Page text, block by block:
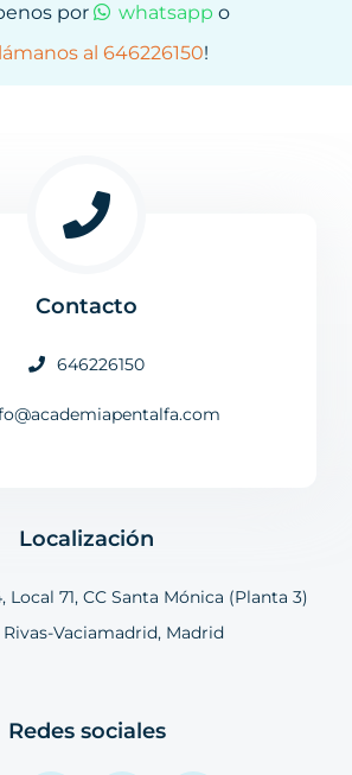
por
whatsapp o
llámanos al 646226150!
Contacto
646226150
Localización
Local 71, CC Santa Mónica (Planta 3)
Rivas-Vaciamadrid, Madrid
Redes sociales